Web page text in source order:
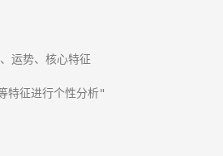
运势、核心特征
特征进行个性分析"